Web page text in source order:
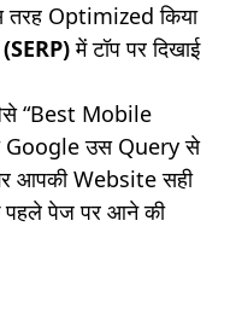
Optimized किया
में टॉप पर दिखाई
“Best Mobile
Google उस Query से
आपकी Website सही
पेज पर आने की